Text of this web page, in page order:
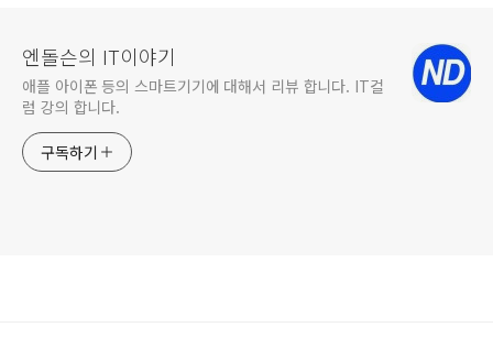
엔돌슨의 IT이야기
애플 아이폰 등의 스마트기기에 대해서 리뷰 합니다. IT컬
럼 강의 합니다.
구독하기